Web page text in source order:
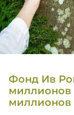
Фонд Ив
миллионов
миллионов